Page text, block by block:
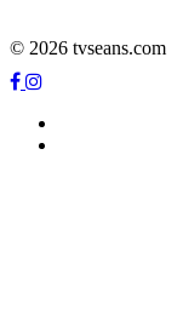
© 2026 tvseans.com